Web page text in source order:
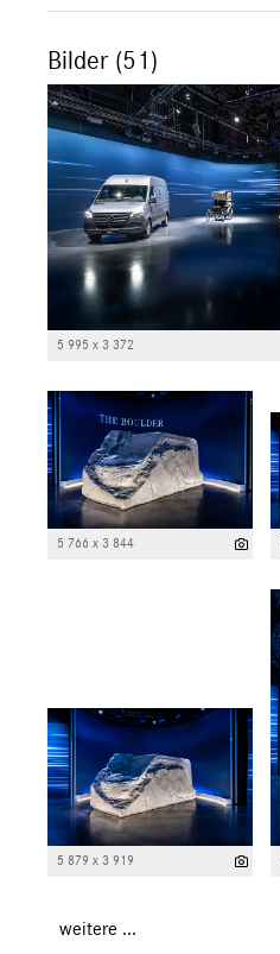
Bilder (51)
5 995 x 3 372
5 766 x 3 844
5 879 x 3 919
weitere ...